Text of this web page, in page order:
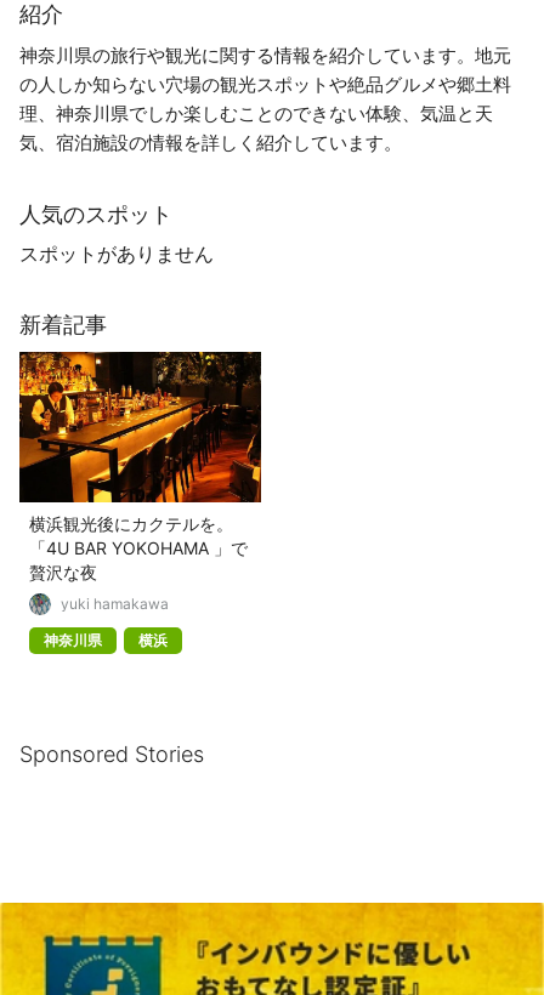
紹介
神奈川県の旅行や観光に関する情報を紹介しています。地元
の人しか知らない穴場の観光スポットや絶品グルメや郷土料
理、神奈川県でしか楽しむことのできない体験、気温と天
気、宿泊施設の情報を詳しく紹介しています。
人気のスポット
スポットがありません
新着記事
横浜観光後にカクテルを。
「4U BAR YOKOHAMA 」で
贅沢な夜
yuki hamakawa
神奈川県
横浜
Sponsored Stories